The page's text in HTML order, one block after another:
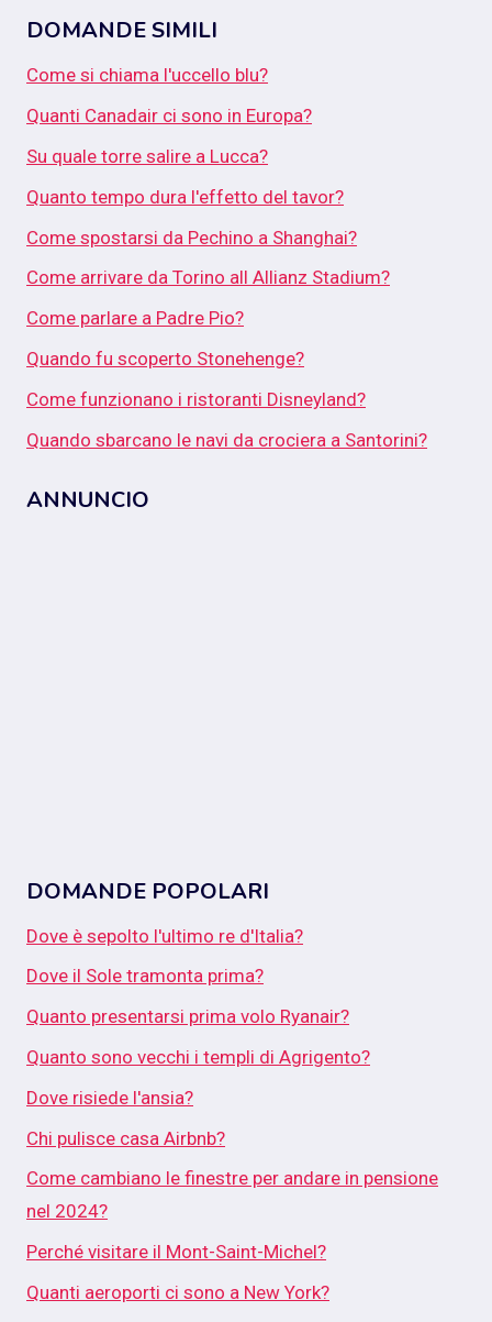
DOMANDE SIMILI
Come si chiama l'uccello blu?
Quanti Canadair ci sono in Europa?
Su quale torre salire a Lucca?
Quanto tempo dura l'effetto del tavor?
Come spostarsi da Pechino a Shanghai?
Come arrivare da Torino all Allianz Stadium?
Come parlare a Padre Pio?
Quando fu scoperto Stonehenge?
Come funzionano i ristoranti Disneyland?
Quando sbarcano le navi da crociera a Santorini?
ANNUNCIO
DOMANDE POPOLARI
Dove è sepolto l'ultimo re d'Italia?
Dove il Sole tramonta prima?
Quanto presentarsi prima volo Ryanair?
Quanto sono vecchi i templi di Agrigento?
Dove risiede l'ansia?
Chi pulisce casa Airbnb?
Come cambiano le finestre per andare in pensione
nel 2024?
Perché visitare il Mont-Saint-Michel?
Quanti aeroporti ci sono a New York?